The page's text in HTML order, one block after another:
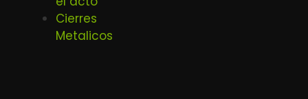
Cierres
Metalicos